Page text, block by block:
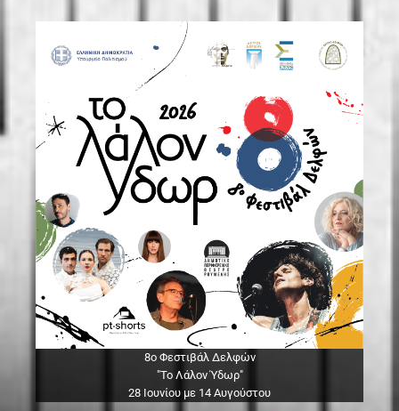
8ο Φεστιβάλ Δελφών
"Το Λάλον Ύδωρ"
28 Ιουνίου με 14 Αυγούστου